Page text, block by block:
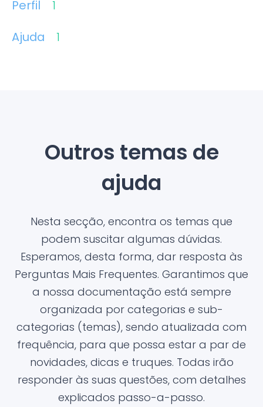
Perfil
1
Ajuda
1
Outros temas de
ajuda
Nesta secção, encontra os temas que
podem suscitar algumas dúvidas.
Esperamos, desta forma, dar resposta às
Perguntas Mais Frequentes. Garantimos que
a nossa documentação está sempre
organizada por categorias e sub-
categorias (temas), sendo atualizada com
frequência, para que possa estar a par de
novidades, dicas e truques. Todas irão
responder às suas questões, com detalhes
explicados passo-a-passo.